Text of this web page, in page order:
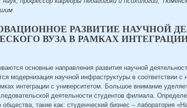
РАЗВИТИЕ НАУЧНОЙ
ВУЗА В РАМКАХ
основные направления развития научной
модернизация научной инфраструктуры в соответствии с
интеграции с университетом. Большое внимание
деятельности студентов филиала.
общества, такие как: студенческий бизнес – лаборатория